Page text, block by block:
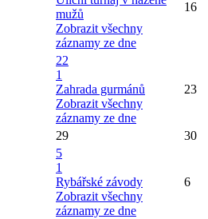
mužů
Zobrazit všechny
záznamy ze dne
16
22
1
Zahrada gurmánů
Zobrazit všechny
záznamy ze dne
23
29 30
5
1
Rybářské závody
Zobrazit všechny
záznamy ze dne
6